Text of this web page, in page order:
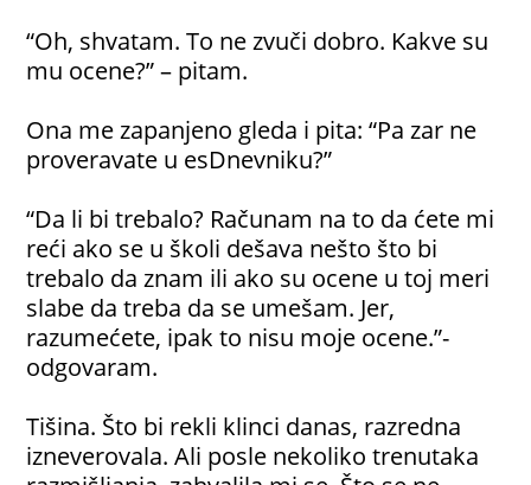
“Oh, shvatam. To ne zvuči dobro. Kakve su
mu ocene?” – pitam.
Ona me zapanjeno gleda i pita: “Pa zar ne
proveravate u esDnevniku?”
“Da li bi trebalo? Računam na to da ćete mi
reći ako se u školi dešava nešto što bi
trebalo da znam ili ako su ocene u toj meri
slabe da treba da se umešam. Jer,
razumećete, ipak to nisu moje ocene.”-
odgovaram.
Tišina. Što bi rekli klinci danas, razredna
izneverovala. Ali posle nekoliko trenutaka